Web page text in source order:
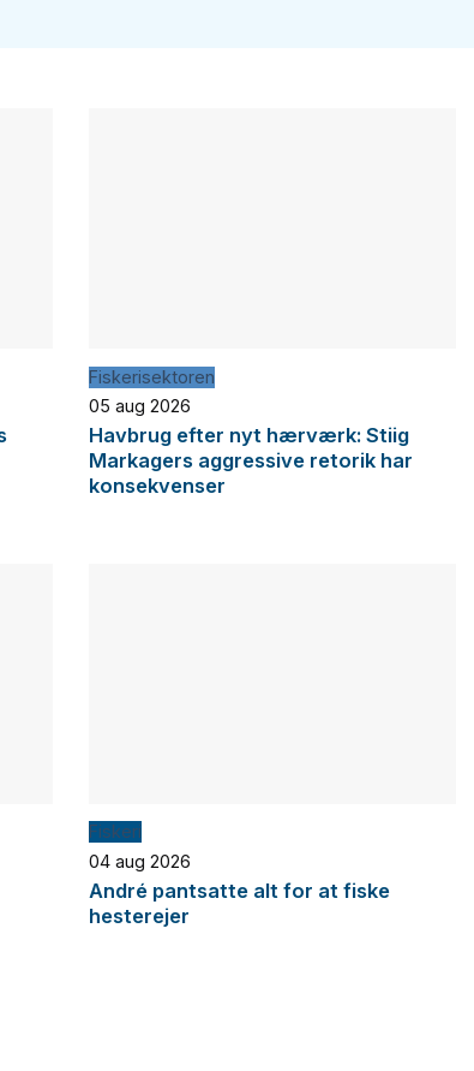
Fiskerisektoren
05 aug 2026
Havbrug efter nyt hærværk: Stiig
Markagers aggressive retorik har
konsekvenser
Fiskeri
04 aug 2026
André pantsatte alt for at fiske
hesterejer